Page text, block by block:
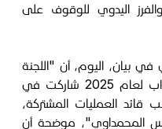
اليدوي للوقوف على
في بيان، اليوم، أن "اللجنة
الأمنية العليا لانتخابات مجلس النواب لعام 2025 شاركت في
قائد العمليات المشتركة،
المحمداوي"، موضحة أن